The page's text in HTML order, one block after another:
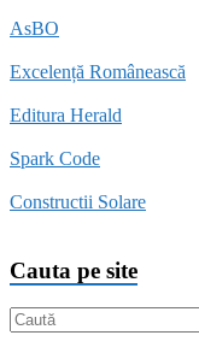
AsBO
Excelență Românească
Editura Herald
Spark Code
Constructii Solare
Cauta pe site